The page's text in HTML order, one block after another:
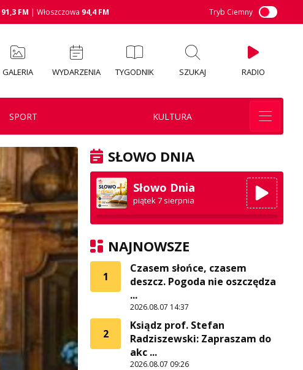
91,3 FM | Włoszczowa 94,4 FM Tryb Ciemny
GALERIA WYDARZENIA TYGODNIK SZUKAJ RADIO
SPORT KULTURA
SŁOWO DNIA
Słowo Dnia
piątek 7 sierpnia
NAJNOWSZE
1
Czasem słońce, czasem
deszcz. Pogoda nie oszczędza
...
2026.08.07 14:37
2
Ksiądz prof. Stefan
Radziszewski: Zapraszam do
akc ...
2026.08.07 09:26